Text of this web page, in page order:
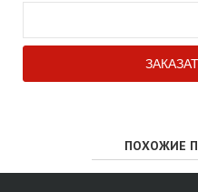
ПОХОЖИЕ